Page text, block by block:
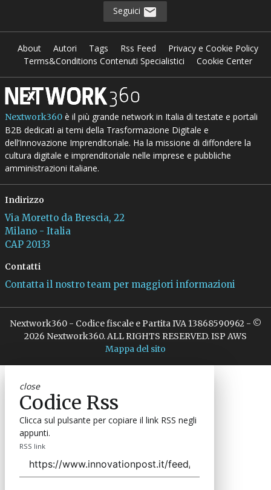
Seguici
About Autori Tags Rss Feed
Privacy e Cookie Policy
Terms&Conditions Contenuti Specialistici
Cookie Center
Nextwork360è il più grande network in Italia di testate e portali
B2B dedicati ai temi della Trasformazione Digitale e
dell’Innovazione Imprenditoriale. Ha la missione di diffondere la
cultura digitale e imprenditoriale nelle imprese e pubbliche
amministrazioni italiane.
Indirizzo
Via Moretto da Brescia, 22
Milano - Italia
CAP 20133
Contatti
Contatta il nostro team per maggiori informazioni
Nextwork360 - Codice fiscale e Partita IVA 13868590962 - ©
2026 Nextwork360. ALL RIGHTS RESERVED. ISP AWS
Mappa del sito
close
Codice Rss
Clicca sul pulsante per copiare il link RSS negli
appunti.
RSS link